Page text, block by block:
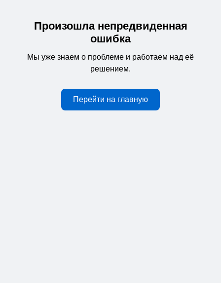
Произошла непредвиденная
ошибка
Мы уже знаем о проблеме и работаем над её
решением.
Перейти на главную